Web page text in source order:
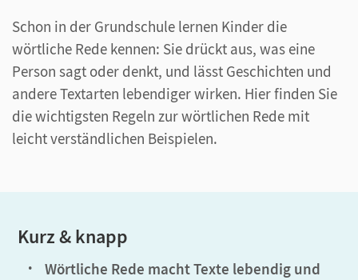
Schon in der Grundschule lernen Kinder die
wörtliche Rede kennen: Sie drückt aus, was eine
Person sagt oder denkt, und lässt Geschichten und
andere Textarten lebendiger wirken. Hier finden Sie
die wichtigsten Regeln zur wörtlichen Rede mit
leicht verständlichen Beispielen.
Kurz & knapp
Wörtliche Rede macht Texte lebendig und